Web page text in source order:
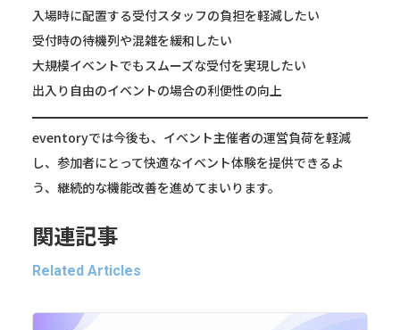
入場時に配置する受付スタッフの負担を軽減したい
受付時の待機列や混雑を緩和したい
大規模イベントでもスムーズな受付を実現したい
出入り自由のイベントの場合の利便性の向上
eventoryでは今後も、イベント主催者の運営負荷を軽減
し、参加者にとって快適なイベント体験を提供できるよ
う、継続的な機能改善を進めてまいります。
関連記事
Related Articles